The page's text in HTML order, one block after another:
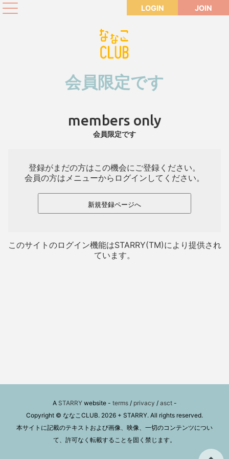
LOGIN JOIN
会員限定です
members only
会員限定です
登録がまだの方はこの機会にご登録ください。
会員の方はメニューからログインしてください。
新規登録ページへ
このサイトのログイン機能はSTARRY(TM)により提供され
ています。
A STARRYwebsite - terms/ privacy / asct-
Copyright © ななこCLUB. 2026 + STARRY. All rights reserved.
本サイトに記載のテキストおよび画像、映像、一切のコンテンツについ
て、許可なく転載することを固く禁じます。